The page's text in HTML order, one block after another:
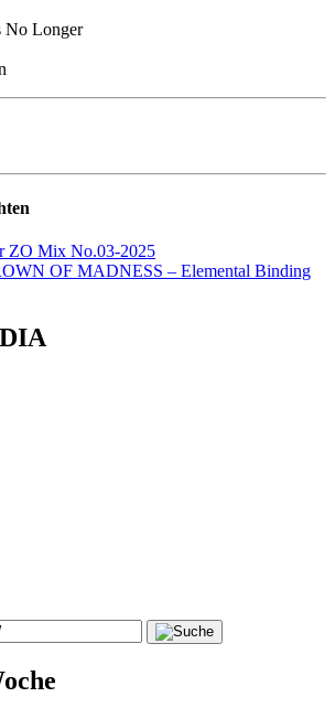
No Longer
ZO Mix No.03-2025
OF MADNESS – Elemental Binding